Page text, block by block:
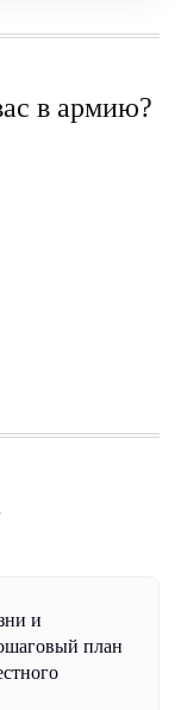
в армию?
и
план